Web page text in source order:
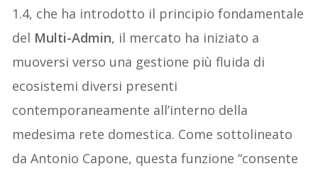
1.4, che ha introdotto il principio fondamentale
del Multi-Admin, il mercato ha iniziato a
muoversi verso una gestione più fluida di
ecosistemi diversi presenti
contemporaneamente all’interno della
medesima rete domestica. Come sottolineato
da Antonio Capone, questa funzione “consente